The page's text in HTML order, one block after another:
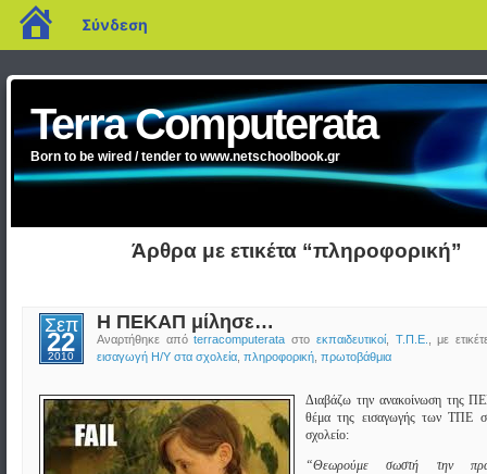
Terra Computerata
Born to be wired / tender to www.netschoolbook.gr
Άρθρα με ετικέτα “πληροφορική”
Σεπ
22
2010
Η ΠΕΚΑΠ μίλησε…
Αναρτήθηκε απόterracomputerata στο εκπαιδευτικοί, Τ.Π.Ε.
, με
εισαγωγή Η/Υ στα σχολεία, πληροφορική, πρωτοβάθμια
Διαβάζω την ανακοίνωση της
θέμα της εισαγωγής των ΤΠΕ
σχολείο:
“Θεωρούμε σωστή την
blogs.sch.gr
Σύνδεση